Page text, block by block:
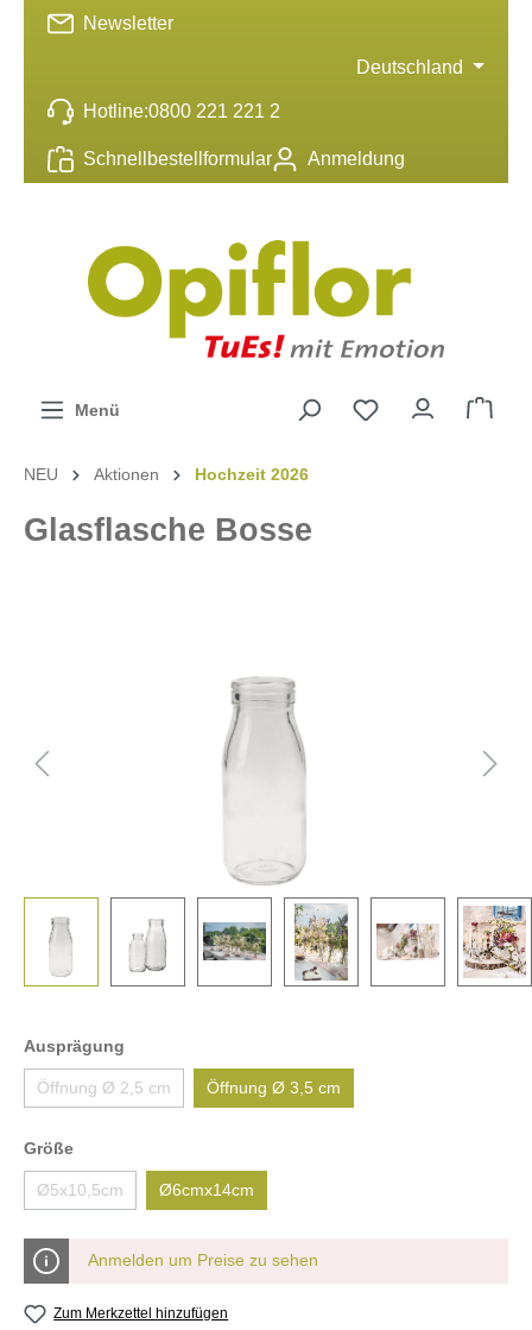
springen
Hotline:0800 221 221 2
Schnellbestellformular Anmeldung
Newsletter
Deutschland
Menü
NEU Aktionen Hochzeit 2026
Glasflasche Bosse
Ausprägung
Öffnung Ø 2,5 cm Öffnung Ø 3,5 cm
Größe
Ø5x10,5cm Ø6cmx14cm
Anmelden um Preise zu sehen
Zum Merkzettel hinzufügen